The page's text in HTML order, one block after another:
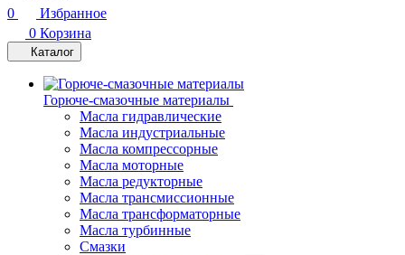
0
Избранное
0 Корзина
Каталог
Горюче-смазочные материалы
Масла гидравлические
Масла индустриальные
Масла компрессорные
Масла моторные
Масла редукторные
Масла трансмиссионные
Масла трансформаторные
Масла турбинные
Смазки